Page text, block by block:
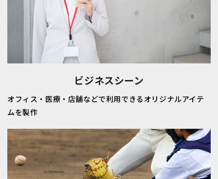
ビジネスシーン
オフィス・医療・店舗などで利用できるオリジナルアイテ
ムを製作